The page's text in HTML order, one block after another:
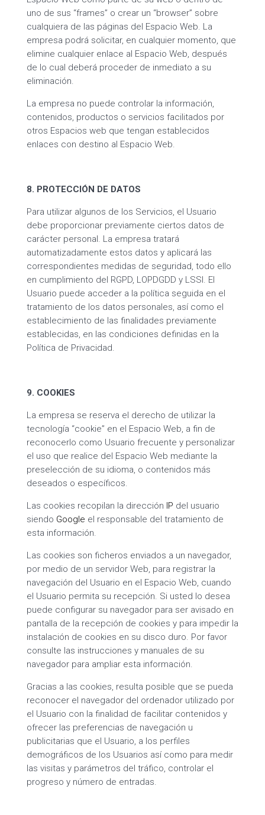
uno de sus “frames” o crear un “browser” sobre
cualquiera de las páginas del Espacio Web. La
empresa podrá solicitar, en cualquier momento, que
elimine cualquier enlace al Espacio Web, después
de lo cual deberá proceder de inmediato a su
eliminación.
La empresa no puede controlar la información,
contenidos, productos o servicios facilitados por
otros Espacios web que tengan establecidos
enlaces con destino al Espacio Web.
8. PROTECCIÓN DE DATOS
Para utilizar algunos de los Servicios, el Usuario
debe proporcionar previamente ciertos datos de
carácter personal. La empresa tratará
automatizadamente estos datos y aplicará las
correspondientes medidas de seguridad, todo ello
en cumplimiento del RGPD, LOPDGDD y LSSI. El
Usuario puede acceder a la política seguida en el
tratamiento de los datos personales, así como el
establecimiento de las finalidades previamente
establecidas, en las condiciones definidas en la
Política de Privacidad.
9. COOKIES
La empresa se reserva el derecho de utilizar la
tecnología “cookie” en el Espacio Web, a fin de
reconocerlo como Usuario frecuente y personalizar
el uso que realice del Espacio Web mediante la
preselección de su idioma, o contenidos más
deseados o específicos.
Las cookies recopilan la dirección IP del usuario
siendo Google el responsable del tratamiento de
esta información.
Las cookies son ficheros enviados a un navegador,
por medio de un servidor Web, para registrar la
navegación del Usuario en el Espacio Web, cuando
el Usuario permita su recepción. Si usted lo desea
puede configurar su navegador para ser avisado en
pantalla de la recepción de cookies y para impedir la
instalación de cookies en su disco duro. Por favor
consulte las instrucciones y manuales de su
navegador para ampliar esta información.
Gracias a las cookies, resulta posible que se pueda
reconocer el navegador del ordenador utilizado por
el Usuario con la finalidad de facilitar contenidos y
ofrecer las preferencias de navegación u
publicitarias que el Usuario, a los perfiles
demográficos de los Usuarios así como para medir
las visitas y parámetros del tráfico, controlar el
progreso y número de entradas.